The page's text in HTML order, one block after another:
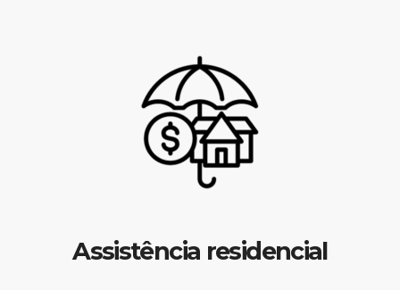
Assistência residencial